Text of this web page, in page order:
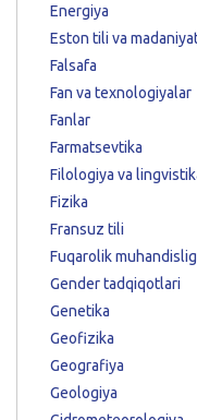
Energiya
Eston tili va
Falsafa
Fan va texnologiyalar
Fanlar
Farmatsevtika
Filologiya va
Fizika
Fransuz tili
Fuqarolik
Gender tadqiqotlari
Genetika
Geofizika
Geografiya
Geologiya